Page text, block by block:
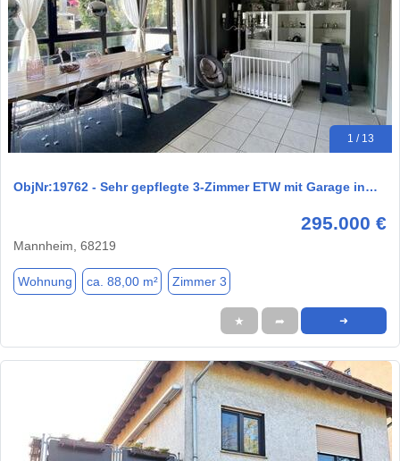
1 / 13
ObjNr:19762 - Sehr gepflegte 3-Zimmer ETW mit Garage in…
295.000 €
Mannheim, 68219
Wohnung ca. 88,00 m² Zimmer 3
★ ➦ ➜